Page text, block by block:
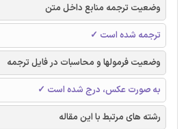
وضعیت ترجمه منابع داخل متن
ترجمه شده است ✓
وضعیت فرمولها و محاسبات در فایل ترجمه
به صورت عکس، درج شده است ✓
رشته های مرتبط با این مقاله